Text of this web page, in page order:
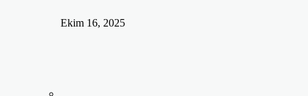
Ekim 16, 2025